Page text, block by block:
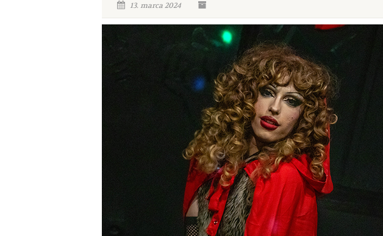
13. marca 2024